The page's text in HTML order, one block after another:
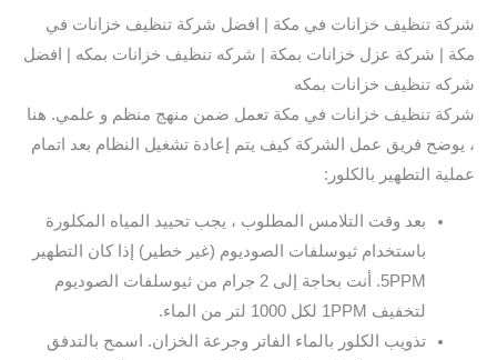
شركة تنظيف خزانات في مكة | افضل شركة تنظيف خزانات في
مكة | شركة عزل خزانات بمكة | شركه تنظيف خزانات بمكه | افضل
شركه تنظيف خزانات بمكه
شركة تنظيف خزانات في مكة تعمل ضمن منهج منظم و علمي. هنا
، يوضح فريق عمل الشركة كيف يتم إعادة تشغيل النظام بعد اتمام
عملية التطهير بالكلور:
بعد وقت التلامس المطلوب ، يجب تحييد المياه المكلورة
باستخدام ثيوسلفات الصوديوم (غير خطير) إذا كان التطهير
5PPM. أنت بحاجة إلى 2 جرام من ثيوسلفات الصوديوم
لتخفيف 1PPM لكل 1000 لتر من الماء.
تذويب الكلور بالماء الفاتر وجرعة الخزان. اسمح بالتدفق